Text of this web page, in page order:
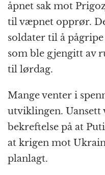
åpnet sak mot
til væpnet opprør.
soldater til å
som ble gjengitt av
til lørdag.
Mange venter i
utviklingen. Uansett
bekreftelse på at
at krigen mot
planlagt.